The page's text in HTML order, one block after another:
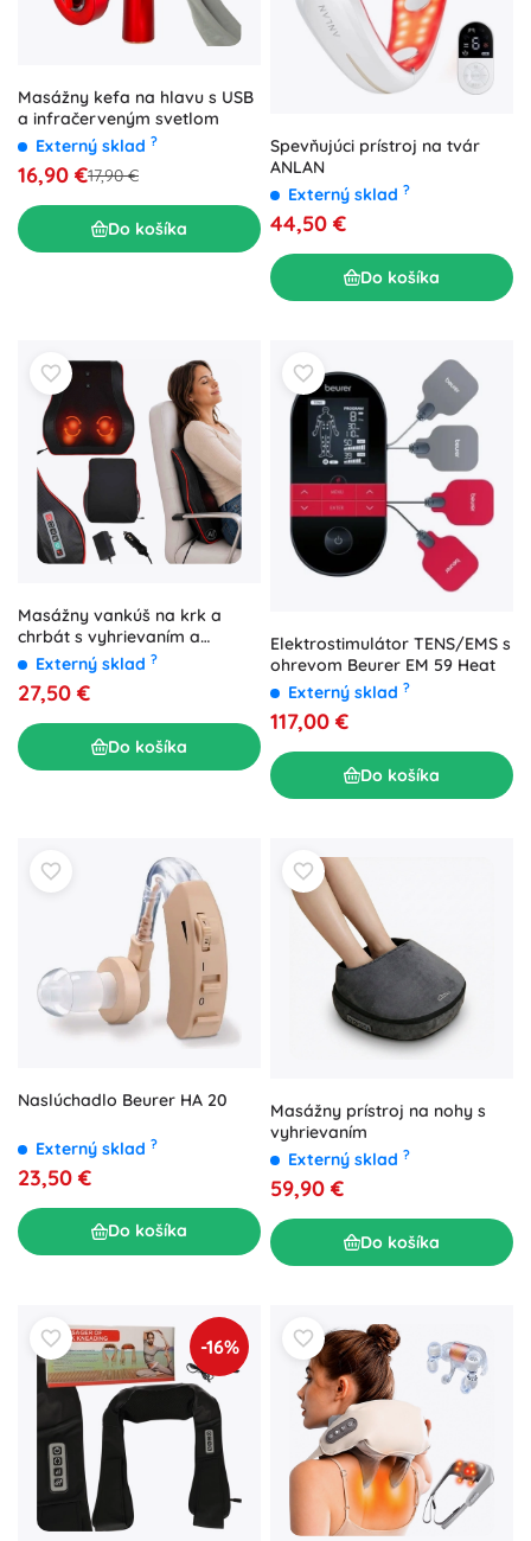
Masážny kefa na hlavu s USB
a infračerveným svetlom
Externý sklad ?
16,90 €17,90 €
Do košíka
Spevňujúci prístroj na tvár
ANLAN
Externý sklad ?
44,50 €
Do košíka
Masážny vankúš na krk a
chrbát s vyhrievaním a
ovládačom
Externý sklad ?
27,50 €
Do košíka
Elektrostimulátor TENS/EMS s
ohrevom Beurer EM 59 Heat
Externý sklad ?
117,00 €
Do košíka
Naslúchadlo Beurer HA 20
Externý sklad ?
23,50 €
Do košíka
Masážny prístroj na nohy s
vyhrievaním
Externý sklad ?
59,90 €
Do košíka
-16%